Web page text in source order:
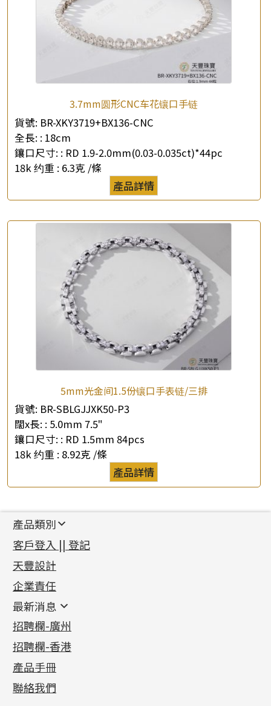
查詢以下產品
3.7mm圆形CNC车花镶口手链
貨號: BR-XKY3719+BX136-CNC
全長: : 18cm
鑲口尺寸: : RD 1.9-2.0mm(0.03-0.035ct)*44pc
18k 约重 : 6.3克 /條
產品詳情
5mm光金间1.5份镶口手表链/三排
貨號: BR-SBLGJJXK50-P3
闊x長: : 5.0mm 7.5"
鑲口尺寸: : RD 1.5mm 84pcs
18k 约重 : 8.92克 /條
產品詳情
產品類別
新產品
足金系列
足金配件
機織鏈系列
珠仔鏈
镶口链
管狀網鏈
十字車花鏈系列
十字閃O鏈系列
十字錘打鏈系列
側身車花鏈系列
側身鏈系列
首飾配件
耳環類配件
卷迫系列
螺絲迫系列
梅花迫系列
平臺迫系列
綫拍系列
美拍系列
鏈類配件
動感車花吊墜
調節珠系列
生圈扣系列
龍蝦扣系列
鴨俐制系列
其他類配件
珠盤系列
袖口鈕系列
焊片及鐳射綫
空心車花管
珠類配件
無孔光身珠
空心光身珠
無孔批花珠
鑲口類
四爪頭系列
六爪頭系列
車花片
動感車花片
鑲口戒指
鑲口手鏈系列
首飾系列
手镯系列
戒指系列
空心耳環
空心车花管首饰链
空心手鐲系列
貴金屬原料
千足金
記憶金屬系列
記憶戒指
拉簧珠珠手鏈
記憶鈦手鐲
客戶登入 || 登記
天豐設計
企業責任
最新消息
最新消息
各項證書(2)
相片集(9)
展覽會資訊
最新產品資訊
招聘欄-廣州
招聘欄-香港
產品手冊
聯絡我們